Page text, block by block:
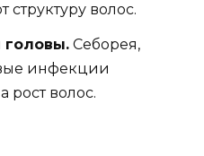
волос.
головы. Себорея,
инфекции
рост волос.